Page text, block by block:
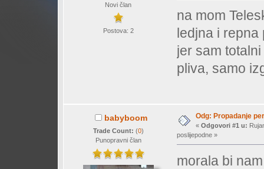
Novi član
Postova: 2
na mom
ledjna i
jer sam
pliva, samo
babyboom
Trade Count: (0)
Punopravni član
Odg: Propadanje
« Odgovori #1 u:
poslijepodne »
morala bi